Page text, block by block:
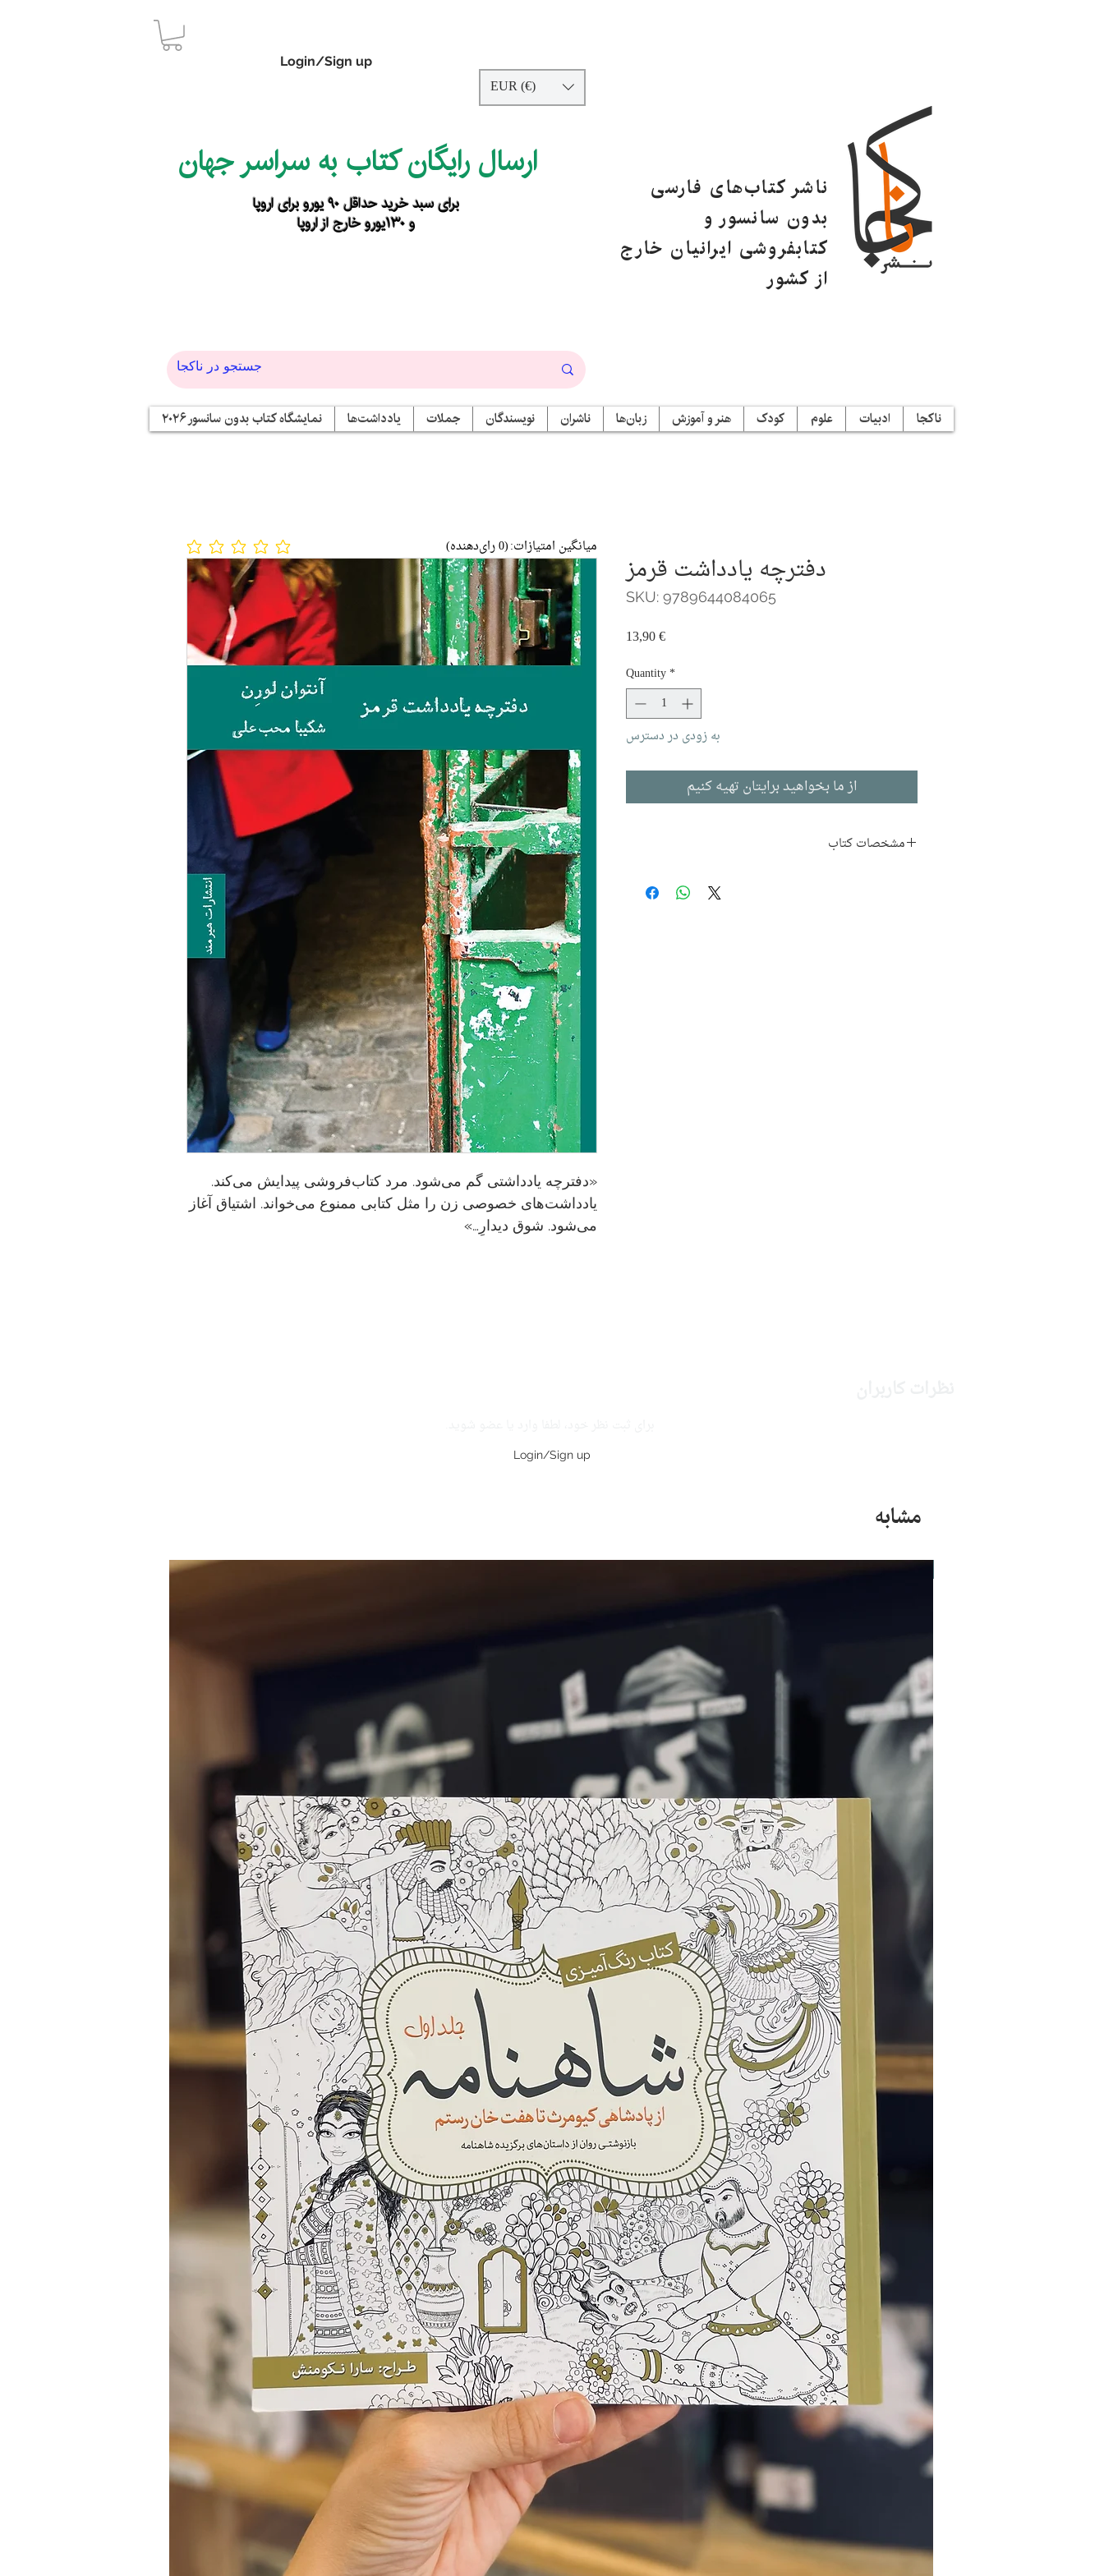
Login/Sign up
EUR (€)
ارسال رایگان کتاب به سراسر جهان
برای سبد خرید حداقل ۹۰ یورو برای اروپا
و ۱۳۰یورو خارج از اروپا
ناشر کتاب‌های فارسی
بدون سانسور و
کتابفروشی ایرانیان خارج
از کشور
ناکجا ادبیات علوم کودک هنر و آموزش زبان‌ها ناشران نویسندگان جملات یادداشت‌ها نمایشگاه کتاب بدون سانسور ۲۰۲۶
«دفترچه یادداشتی گم‌ می‌شود. مرد کتاب‌فروشی پیدایش می‌کند.
یادداشت‌های خصوصی زن را مثل کتابی ممنوع می‌خواند. اشتیاق آغاز
می‌شود. شوق دیدارِ…»
دفترچه یادداشت قرمز
SKU: 9789644084065
13,90 €Price
Quantity*
به زودی در دسترس
از ما بخواهید برایتان تهیه کنیم
مشخصات کتاب
No ratings yet میانگین امتیازات:(0 رای‌دهنده)
Login/Sign up
مشابه